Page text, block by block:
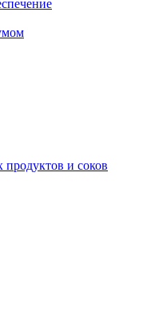
продуктов и соков